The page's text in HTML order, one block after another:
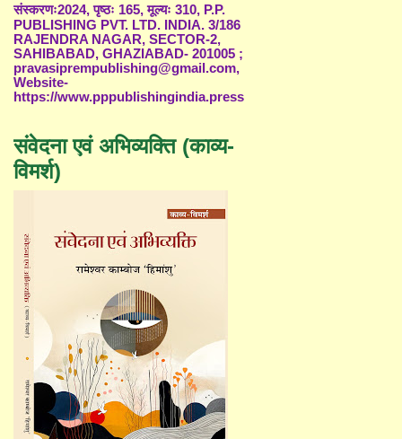
संस्करणः2024, पृष्ठः 165, मूल्यः 310, P.P.
PUBLISHING PVT. LTD. INDIA. 3/186
RAJENDRA NAGAR, SECTOR-2,
SAHIBABAD, GHAZIABAD- 201005 ;
pravasiprempublishing@gmail.com,
Website-
https://www.pppublishingindia.press
संवेदना एवं अभिव्यक्ति (काव्य-
विमर्श)